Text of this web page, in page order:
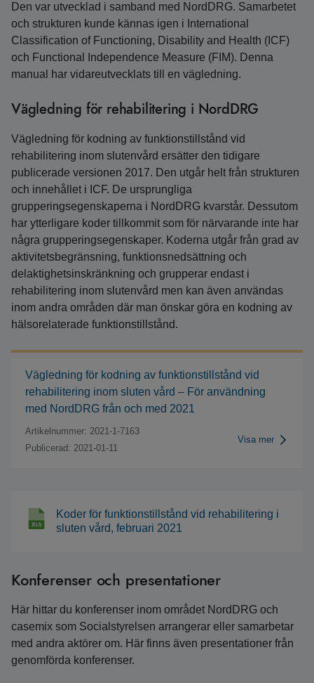
Den var utvecklad i samband med NordDRG. Samarbetet
och strukturen kunde kännas igen i International
Classification of Functioning, Disability and Health (ICF)
och Functional Independence Measure (FIM). Denna
manual har vidareutvecklats till en vägledning.
Vägledning för rehabilitering i NordDRG
Vägledning för kodning av funktionstillstånd vid
rehabilitering inom slutenvård ersätter den tidigare
publicerade versionen 2017. Den utgår helt från strukturen
och innehållet i ICF. De ursprungliga
grupperingsegenskaperna i NordDRG kvarstår. Dessutom
har ytterligare koder tillkommit som för närvarande inte har
några grupperingsegenskaper. Koderna utgår från grad av
aktivitetsbegränsning, funktionsnedsättning och
delaktighetsinskränkning och grupperar endast i
rehabilitering inom slutenvård men kan även användas
inom andra områden där man önskar göra en kodning av
hälsorelaterade funktionstillstånd.
Vägledning för kodning av funktionstillstånd vid
rehabilitering inom sluten vård – För användning
med NordDRG från och med 2021
Artikelnummer: 2021-1-7163
Publicerad: 2021-01-11
Visa mer
Koder för funktionstillstånd vid rehabilitering i
sluten vård, februari 2021
Konferenser och presentationer
Här hittar du konferenser inom området NordDRG och
casemix som Socialstyrelsen arrangerar eller samarbetar
med andra aktörer om. Här finns även presentationer från
genomförda konferenser.